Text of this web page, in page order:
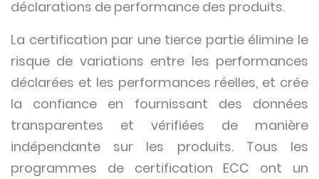
déclarations de performance des produits.
La certification par une tierce partie élimine le
risque de variations entre les performances
déclarées et les performances réelles, et crée
la confiance en fournissant des données
transparentes et vérifiées de manière
indépendante sur les produits. Tous les
programmes de certification ECC ont un